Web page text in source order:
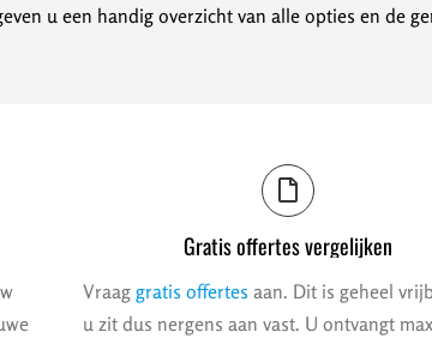
u een handig overzicht van alle opties en de
Gratis offertes vergelijken
Vraag gratis offertes aan. Dit is geheel
u zit dus nergens aan vast. U ontvangt